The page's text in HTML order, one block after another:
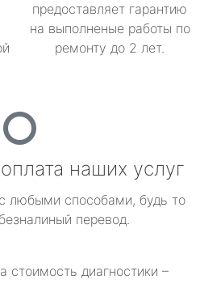
предоставляет гарантию
на выполненые работы по
ремонту до 2 лет.
наших услуг
любыми способами, будь то
перевод.
стоимость диагностики –